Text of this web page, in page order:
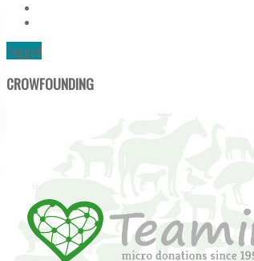
Tagged
CROWFOUNDING